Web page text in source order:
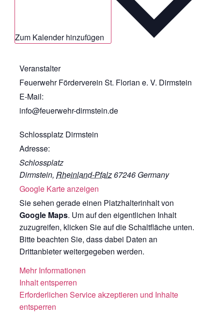
Zum Kalender hinzufügen
Veranstalter
Feuerwehr Förderverein St. Florian e. V. Dirmstein
E-Mail:
info@feuerwehr-dirmstein.de
Schlossplatz Dirmstein
Adresse:
Schlossplatz
Dirmstein, Rheinland-Pfalz67246 Germany
Google Karte anzeigen
Sie sehen gerade einen Platzhalterinhalt von
Google Maps. Um auf den eigentlichen Inhalt
zuzugreifen, klicken Sie auf die Schaltfläche unten.
Bitte beachten Sie, dass dabei Daten an
Drittanbieter weitergegeben werden.
Mehr Informationen
Inhalt entsperren
Erforderlichen Service akzeptieren und Inhalte
entsperren